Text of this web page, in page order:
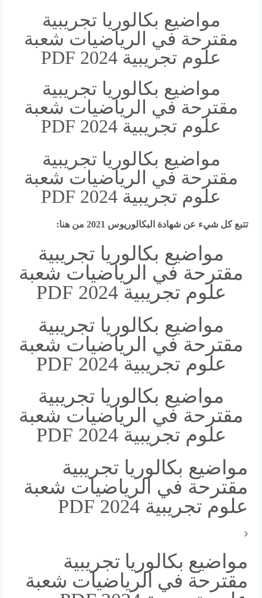
مواضيع بكالوريا تجريبية
مقترحة في الرياضيات شعبة
علوم تجريبية 2024 PDF
مواضيع بكالوريا تجريبية
مقترحة في الرياضيات شعبة
علوم تجريبية 2024 PDF
مواضيع بكالوريا تجريبية
مقترحة في الرياضيات شعبة
علوم تجريبية 2024 PDF
تتبع كل شيء عنشهادة البكالوريوس 2021 من هنا:
مواضيع بكالوريا تجريبية
مقترحة في الرياضيات شعبة
علوم تجريبية 2024 PDF
مواضيع بكالوريا تجريبية
مقترحة في الرياضيات شعبة
علوم تجريبية 2024 PDF
مواضيع بكالوريا تجريبية
مقترحة في الرياضيات شعبة
علوم تجريبية 2024 PDF
مواضيع بكالوريا تجريبية
مقترحة في الرياضيات شعبة
علوم تجريبية 2024 PDF
مواضيع بكالوريا تجريبية
مقترحة في الرياضيات شعبة